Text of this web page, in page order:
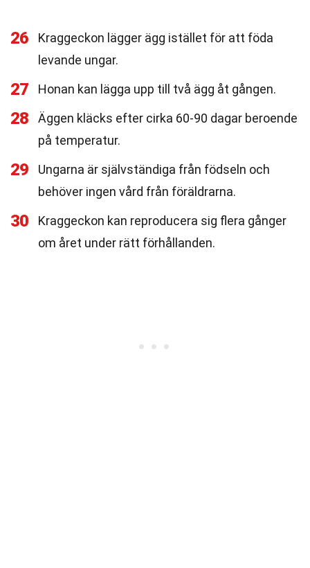
26
Kraggeckon lägger ägg istället för att föda
levande ungar.
27 Honan kan lägga upp till två ägg åt gången.
28
Äggen kläcks efter cirka 60-90 dagar beroende
på temperatur.
29
Ungarna är självständiga från födseln och
behöver ingen vård från föräldrarna.
30
Kraggeckon kan reproducera sig flera gånger
om året under rätt förhållanden.